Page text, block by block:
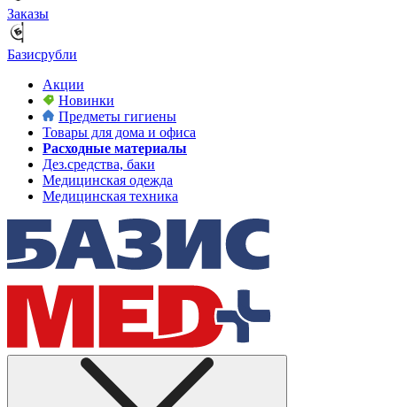
Заказы
Базисрубли
Акции
Новинки
Предметы гигиены
Товары для дома и офиса
Расходные материалы
Дез.средства, баки
Медицинская одежда
Медицинская техника